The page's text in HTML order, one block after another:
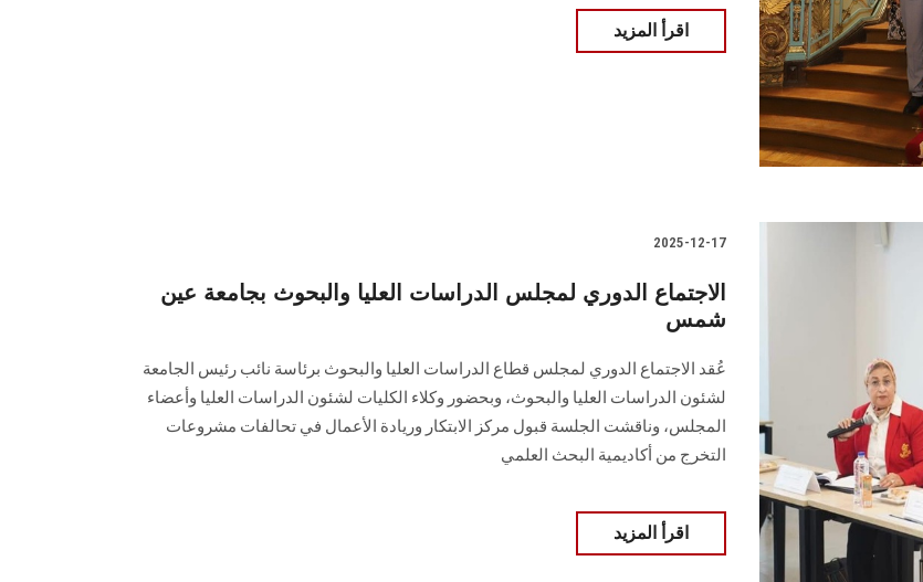
اقرأ المزيد
2025-12-17
الاجتماع الدوري لمجلس الدراسات العليا والبحوث بجامعة عين
شمس
عُقد الاجتماع الدوري لمجلس قطاع الدراسات العليا والبحوث برئاسة نائب رئيس الجامعة
لشئون الدراسات العليا والبحوث، وبحضور وكلاء الكليات لشئون الدراسات العليا وأعضاء
المجلس، وناقشت الجلسة قبول مركز الابتكار وريادة الأعمال في تحالفات مشروعات
التخرج من أكاديمية البحث العلمي
اقرأ المزيد